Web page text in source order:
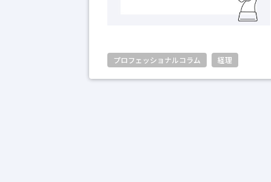
プロフェッショナルコラム 経理